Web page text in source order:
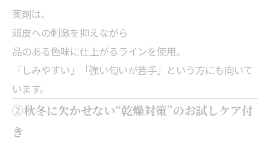
薬剤は、
頭皮への刺激を抑えながら
品のある色味に仕上がるラインを使用。
「しみやすい」「強い匂いが苦手」という方にも向いて
います。
②秋冬に欠かせない“乾燥対策”のお試しケア付
き